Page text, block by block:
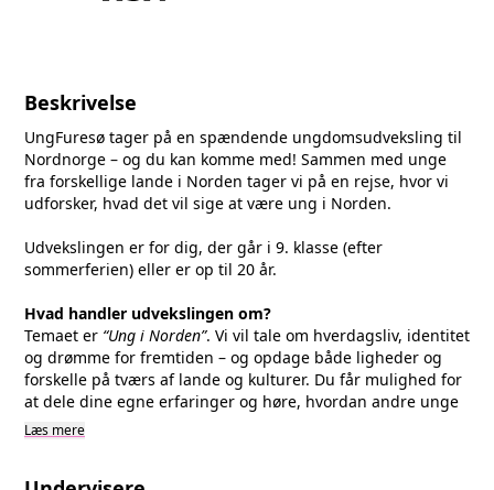
Beskrivelse
UngFuresø tager på en spændende ungdomsudveksling til
Nordnorge – og du kan komme med! Sammen med unge
fra forskellige lande i Norden tager vi på en rejse, hvor vi
udforsker, hvad det vil sige at være ung i Norden.
Udvekslingen er for dig, der går i 9. klasse (efter
sommerferien) eller er op til 20 år.
Hvad handler udvekslingen om?
Temaet er “Ung i Norden”. Vi vil tale om hverdagsliv, identitet
og drømme for fremtiden – og opdage både ligheder og
forskelle på tværs af lande og kulturer. Du får mulighed for
at dele dine egne erfaringer og høre, hvordan andre unge
lever deres liv.
Læs mere